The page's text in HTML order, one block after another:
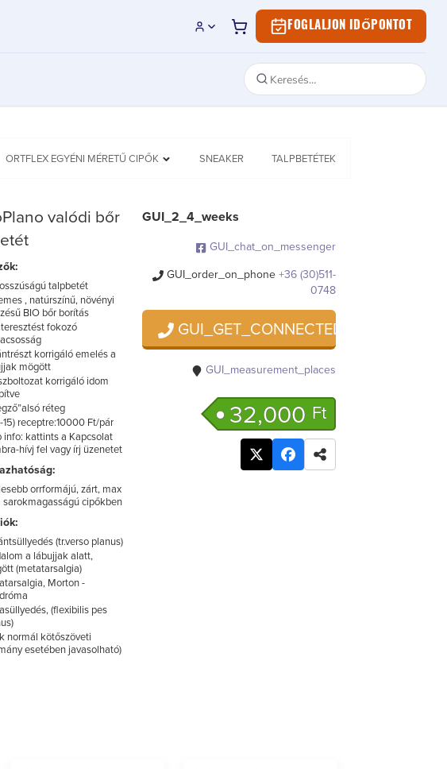
FOGLALJON IDŐPONTOT
ORTFLEX EGYÉNI MÉRETŰ CIPŐK SNEAKER TALPBETÉTEK
valódi bőr
talpbetét
, natúrszínű, növényi
BIO bőr borítás
fokozó
korrigáló emelés a
mögött
korrigáló idom
réteg
15) receptre:10000 Ft/pár
info: kattints a Kapcsolat
hívj fel vagy írj üzenetet
orrformájú, zárt, max
sarokmagasságú cipőkben
(tr.verso planus)
a lábujjak alatt,
(metatarsalgia)
Morton -
(flexibilis pes
normál kötőszöveti
esetében javasolható)
GUI_2_4_weeks
GUI_chat_on_messenger
GUI_order_on_phone +36 (30)511-
0748
GUI_GET_CONNECTED
GUI_measurement_places
32,000 Ft